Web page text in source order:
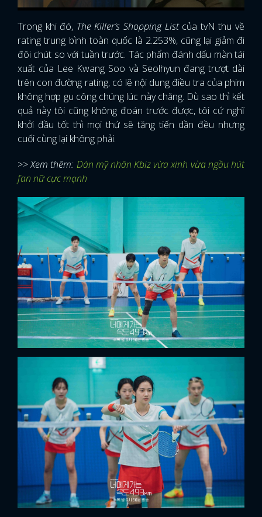
Trong khi đó, The Killer’s Shopping Listcủa tvN thu về
rating trung bình toàn quốc là 2.253%, cũng lại giảm đi
đôi chút so với tuần trước. Tác phẩm đánh dấu màn tái
xuất của Lee Kwang Soo và Seolhyun đang trượt dài
trên con đường rating, có lẽ nội dung điều tra của phim
không hợp gu công chúng lúc này chăng. Dù sao thì kết
quả này tôi cũng không đoán trước được, tôi cứ nghĩ
khởi đầu tốt thì mọi thứ sẽ tăng tiến dần đều nhưng
cuối cùng lại không phải.
>> Xem thêm: Dàn mỹ nhân Kbiz vừa xinh vừa ngầu hút
fan nữ cực mạnh